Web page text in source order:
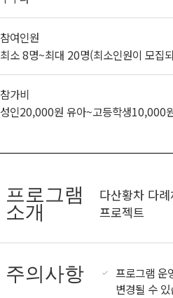
참여인원
최소 8명~최대 20명(최소인원이 모집
참가비
성인20,000원 유아~고등학생10,000
프로그램
소개
다산황차 다
프로젝트
주의사항
프로그램 운
변경될 수